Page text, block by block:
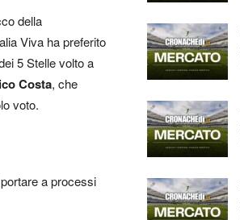
della
Viva ha preferito
5 Stelle volto a
Costa, che
voto.
a processi